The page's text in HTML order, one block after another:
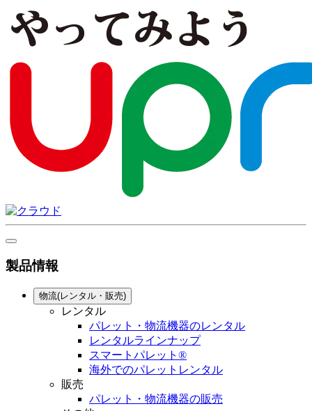
製品情報
物流(レンタル・販売)
レンタル
パレット・物流機器のレンタル
レンタルラインナップ
スマートパレット®
海外でのパレットレンタル
販売
パレット・物流機器の販売